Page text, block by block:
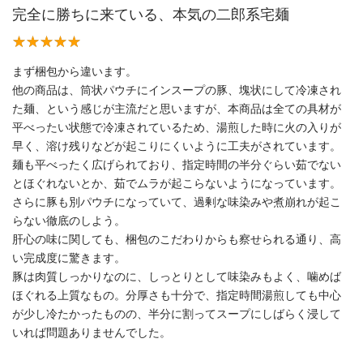
完全に勝ちに来ている、本気の二郎系宅麺
まず梱包から違います。
他の商品は、筒状パウチにインスープの豚、塊状にして冷凍され
た麺、という感じが主流だと思いますが、本商品は全ての具材が
平べったい状態で冷凍されているため、湯煎した時に火の入りが
早く、溶け残りなどが起こりにくいように工夫がされています。
麺も平べったく広げられており、指定時間の半分ぐらい茹でない
とほぐれないとか、茹でムラが起こらないようになっています。
さらに豚も別パウチになっていて、過剰な味染みや煮崩れが起こ
らない徹底のしよう。
肝心の味に関しても、梱包のこだわりからも察せられる通り、高
い完成度に驚きます。
豚は肉質しっかりなのに、しっとりとして味染みもよく、噛めば
ほぐれる上質なもの。分厚さも十分で、指定時間湯煎しても中心
が少し冷たかったものの、半分に割ってスープにしばらく浸して
いれば問題ありませんでした。